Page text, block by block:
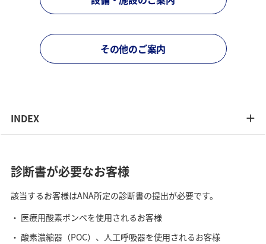
その他のご案内
INDEX
診断書が必要なお客様
該当するお客様はANA所定の診断書の提出が必要です。
医療用酸素ボンベを使用されるお客様
酸素濃縮器（POC）、人工呼吸器を使用されるお客様